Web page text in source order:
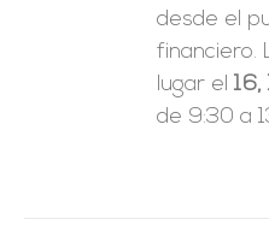
desde el
financiero.
lugar el16,
de 9:30 a